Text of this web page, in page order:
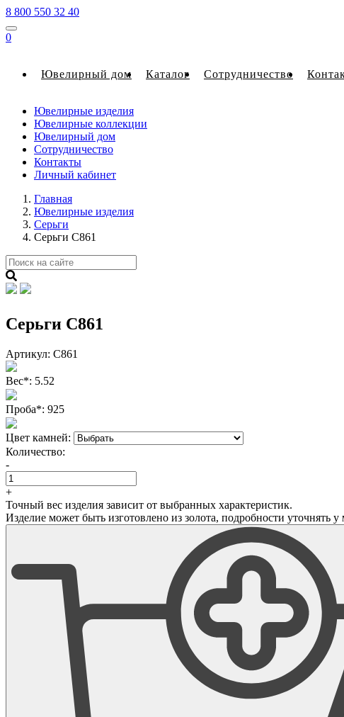
8 800 550 32 40
0
Ювелирный дом Каталог Сотрудничество
Ювелирные изделия
Ювелирные коллекции
Ювелирный дом
Сотрудничество
Контакты
Личный кабинет
Главная
Ювелирные изделия
Серьги
Серьги С861
Серьги С861
Артикул: С861
Вес*: 5.52
Проба*: 925
Цвет камней:
Количество:
-
+
Точный вес изделия зависит от выбранных характеристик.
Изделие может быть изготовлено из золота, подробности уточнять у